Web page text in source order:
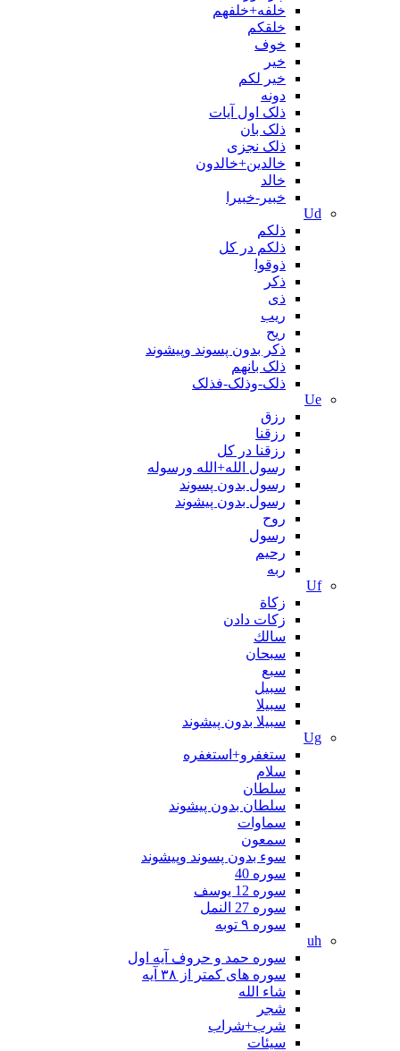
خلفه+خلفهم
خلقکم
خوف
خیر
خیر لکم
دونه
ذلک اول آیات
ذلک بان
ذلک نجزی
خالدين+خالدون
خالد
خبیر-خبیرا
Ud
ذلکم
ذلکم در کل
ذوقوا
ذکر
ذی
ریب
ریح
ذکر بدون پسوند وپیشوند
ذلک بانهم
ذلک-وذلک-فذلک
Ue
رزق
رزقنا
رزقنا در کل
رسول الله+الله ورسوله
رسول بدون پسوند
رسول بدون پیشوند
روح
رسول
رحیم
ربه
Uf
زکاة
زکات دادن
سالك
سبحان
سبع
سبیل
سبیلا
سبیلا بدون پیشوند
Ug
ستغفرو+استغفره
سلام
سلطان
سلطان بدون پیشوند
سماوات
سمعون
سوء بدون پسوند وپیشوند
سوره 40
سوره 12 یوسف
سوره 27 النمل
سوره ۹ توبه
uh
سوره حمد و حروف آیه اول
سوره های کمتر از ۳۸ آیه
شاء الله
شجر
شرب+شراب
سيئات